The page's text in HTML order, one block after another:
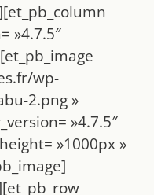
»4.7.5″
wp-
2.png »
»4.7.5″
»1000px »